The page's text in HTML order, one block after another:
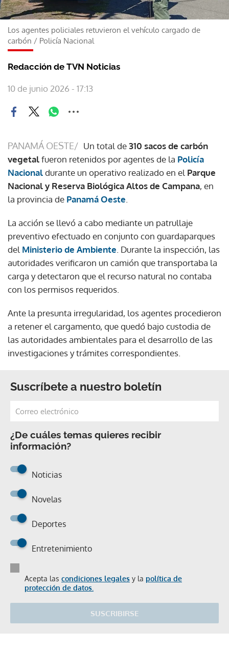
Los agentes policiales retuvieron el vehículo cargado de
carbón / Policía Nacional
Redacción de TVN Noticias
10 de junio 2026 - 17:13
PANAMÁ OESTE/ Un total de310 sacos de carbón
vegetalfueron retenidos por agentes de la Policía
Nacionaldurante un operativo realizado en el Parque
Nacional y Reserva Biológica Altos de Campana, en
la provincia de Panamá Oeste
La acción se llevó a cabo mediante un patrullaje
preventivo efectuado en conjunto con guardaparques
del Ministerio de Ambiente . Durante la inspección, las
autoridades verificaron un camión que transportaba la
carga y detectaron que el recurso natural no contaba
con los permisos requeridos.
Ante la presunta irregularidad, los agentes procedieron
a retener el cargamento, que quedó bajo custodia de
las autoridades ambientales para el desarrollo de las
investigaciones y trámites correspondientes.
Suscríbete a nuestro boletín
¿De cuáles temas quieres recibir
información?
Noticias
Novelas
Deportes
Entretenimiento
Acepta las condiciones legales y la política de
protección de datos.
SUSCRIBIRSE